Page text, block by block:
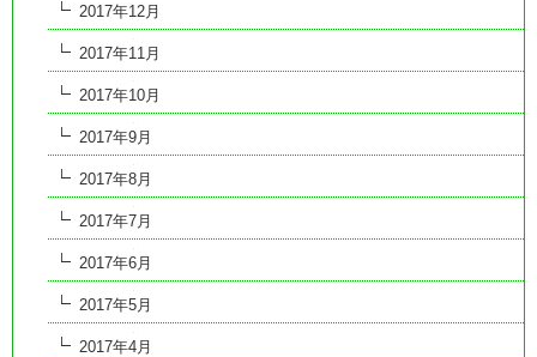
2017年12月
2017年11月
2017年10月
2017年9月
2017年8月
2017年7月
2017年6月
2017年5月
2017年4月